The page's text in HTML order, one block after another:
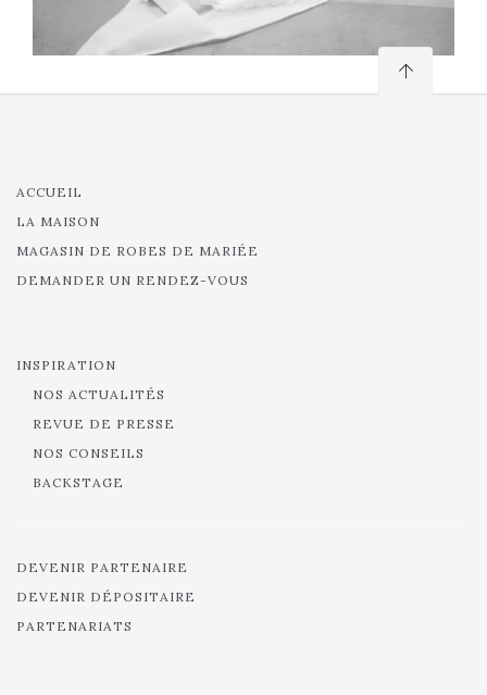
ACCUEIL
LA MAISON
MAGASIN DE ROBES DE MARIÉE
DEMANDER UN RENDEZ-VOUS
INSPIRATION
NOS ACTUALITÉS
REVUE DE PRESSE
NOS CONSEILS
BACKSTAGE
DEVENIR PARTENAIRE
DEVENIR DÉPOSITAIRE
PARTENARIATS